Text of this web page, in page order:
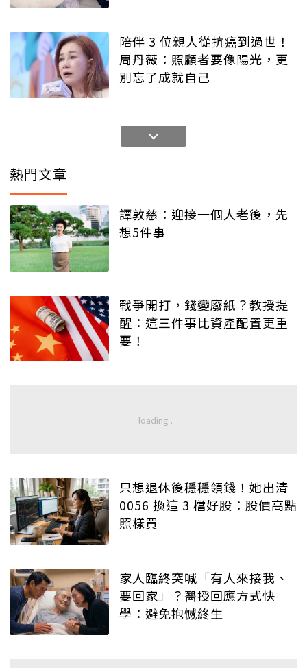
陪伴 3 位親人從抗癌到過世！
周丹薇：照顧者要像陽光，更
別忘了成就自己
熱門文章
譚敦慈：迎接一個人老後，先
想5件事
戰爭開打，錢變廢紙？教授提
醒：這三件事比資產配置更重
要！
只想退休後穩穩領錢！她出清
0056 換這 3 檔好股：股價高點
照樣買
家人臨終突喊「有人來接我、
要回家」？醫授回應方式快
學：避免抱憾終生